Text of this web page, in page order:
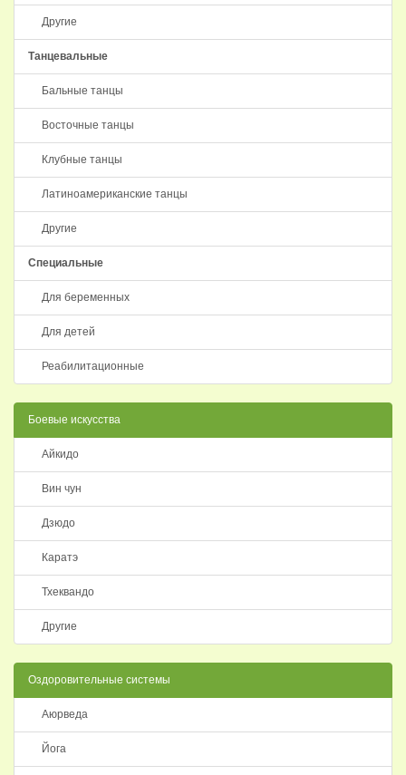
Другие
Танцевальные
Бальные танцы
Восточные танцы
Клубные танцы
Латиноамериканские танцы
Другие
Специальные
Для беременных
Для детей
Реабилитационные
Боевые искусства
Айкидо
Вин чун
Дзюдо
Каратэ
Тхеквандо
Другие
Оздоровительные системы
Аюрведа
Йога